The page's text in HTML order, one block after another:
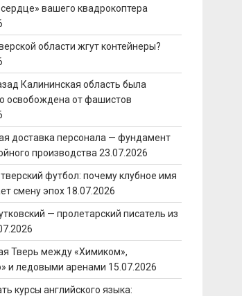
вашего квадрокоптера
области жгут контейнеры?
Калининская область была
освобождена от фашистов
доставка персонала — фундамент
производства 23.07.2026
футбол: почему клубное имя
смену эпох 18.07.2026
— пролетарский писатель из
Тверь между «Химиком»,
и ледовыми аренами 15.07.2026
курсы английского языка: